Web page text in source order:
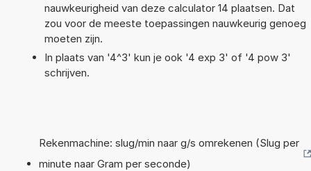
nauwkeurigheid van deze calculator 14 plaatsen. Dat
zou voor de meeste toepassingen nauwkeurig genoeg
moeten zijn.
In plaats van '4^3' kun je ook '4 exp 3' of '4 pow 3'
schrijven.
Rekenmachine: slug/min naar g/s omrekenen (Slug per
minute naar Gram per seconde)